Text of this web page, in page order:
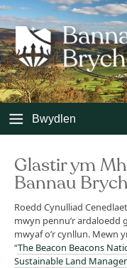
Bwydlen
Glastir ym
Bannau
Roedd Cynulliad
mwyn pennu’r ardaloedd
mwyaf o’r cynllun. Mewn
“The Beacon Beacons
Sustainable Land